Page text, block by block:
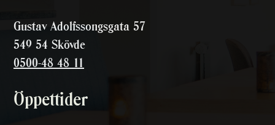
Gustav Adolfssongsgata 57
549 54 Skövde
0500-48 48 11
Öppettider